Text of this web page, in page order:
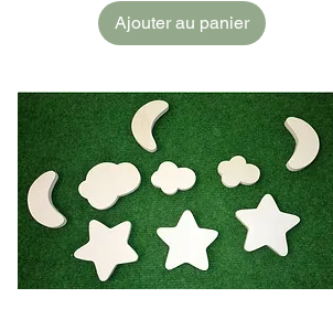
Ajouter au panier